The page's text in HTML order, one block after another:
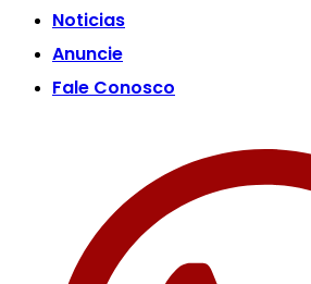
Noticias
Anuncie
Fale Conosco